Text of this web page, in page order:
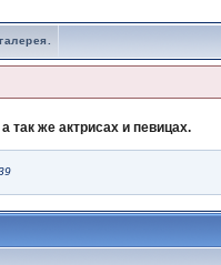
же актрисах и певицах.